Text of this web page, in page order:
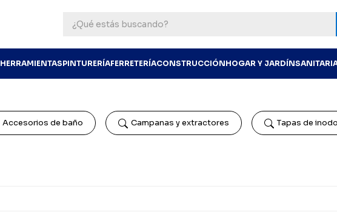
HERRAMIENTASPINTURERÍAFERRETERÍACONSTRUCCIÓNHOGAR Y JARDÍN
Accesorios de baño Campanas y extractores Tapas de